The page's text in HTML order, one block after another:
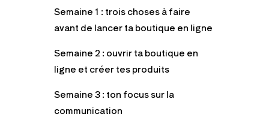
Semaine 1 : trois choses à faire
avant de lancer ta boutique en ligne
Semaine 2 : ouvrir ta boutique en
ligne et créer tes produits
Semaine 3 : ton focus sur la
communication